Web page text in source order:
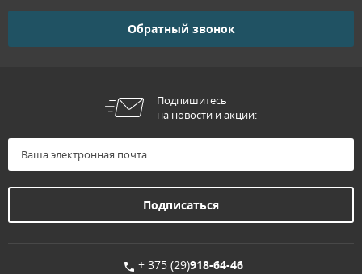
Обратный звонок
Подпишитесь
на новости и акции:
+ 375 (29)918-64-46